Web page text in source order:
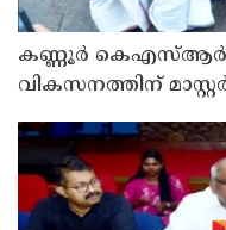
കണ്ണൂർ
വികസനത്തിന്